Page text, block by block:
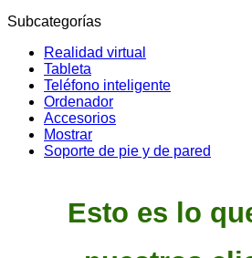
Subcategorías
Realidad virtual
Tableta
Teléfono inteligente
Ordenador
Accesorios
Mostrar
Soporte de pie y de pared
Esto es lo